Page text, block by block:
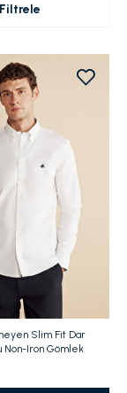
Filtrele
Slim Fit Dar
Non-Iron Gömlek